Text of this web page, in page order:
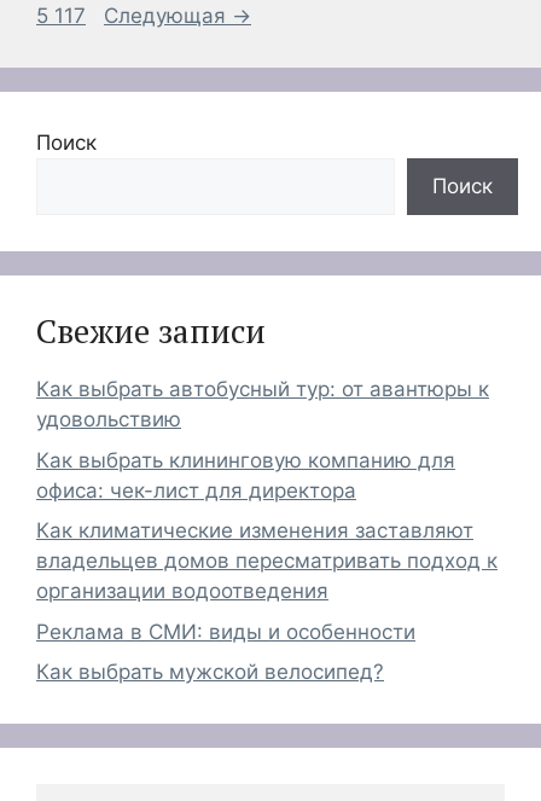
5 117
Следующая →
Поиск
Поиск
Свежие записи
Как выбрать автобусный тур: от авантюры к
удовольствию
Как выбрать клининговую компанию для
офиса: чек-лист для директора
Как климатические изменения заставляют
владельцев домов пересматривать подход к
организации водоотведения
Реклама в СМИ: виды и особенности
Как выбрать мужской велосипед?